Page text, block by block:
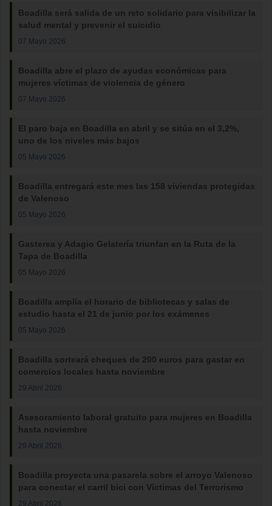
Boadilla será salida de un reto solidario para visibilizar la
salud mental y prevenir el suicidio
07 Mayo 2026
Boadilla abre el plazo de ayudas económicas para
mujeres víctimas de violencia de género
07 Mayo 2026
El paro baja en Boadilla en abril y se sitúa en el 3,2%,
uno de los niveles más bajos
05 Mayo 2026
Boadilla entregará este mes las 158 viviendas protegidas
de Valenoso
05 Mayo 2026
Gasterea y Adagio Gelatería triunfan en la Ruta de la
Tapa de Boadilla
05 Mayo 2026
Boadilla amplía el horario de bibliotecas y salas de
estudio hasta el 21 de junio por los exámenes
05 Mayo 2026
Boadilla sorteará cheques de 200 euros para gastar en
comercios locales hasta noviembre
29 Abril 2026
Asesoramiento laboral gratuito para mujeres en Boadilla
hasta noviembre
29 Abril 2026
Boadilla proyecta una pasarela sobre el arroyo Valenoso
para conectar el carril bici con Víctimas del Terrorismo
29 Abril 2026